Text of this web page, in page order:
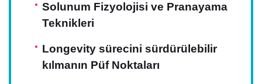
Solunum Fizyolojisi ve Pranayama
Teknikleri
Longevity sürecini sürdürülebilir
kılmanın Püf Noktaları